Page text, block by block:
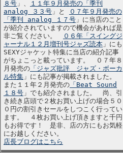
８号 」、
１１年９月発売の「季刊
analog ３３号 」と
０７年９月発売の
「季刊 analog １７号 」に当店のこと
が紹介されていますので機会があれば是
非ご覧ください。
０６年「スイングジ
ャーナル１２月増刊号ジャズ読本 」にも
SEXYジャケット特集に当店の紹介記事
がちょこっと載っています。 ０７年８
月発売の 「ジャズ批評 ジャズ・ボーカ
ル特集 」にも記事が掲載されました。
また１１年２月発売の 「Beat Sound
１８号 」でも紹介されました。 尚、引
き続き店頭で２枚お買い上げの場合５０
０円の割引きセールをしつこく行ってい
ます。 ４枚お買い上げ頂きますと千円
もお得です！ 是非、店の方にもお気軽
にお越しください。
店長ブログはこちら